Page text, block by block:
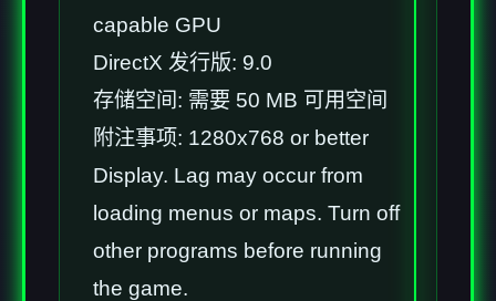
capable GPU
DirectX 发行版: 9.0
存储空间: 需要 50 MB 可用空间
附注事项: 1280x768 or better
Display. Lag may occur from
loading menus or maps. Turn off
other programs before running
the game.